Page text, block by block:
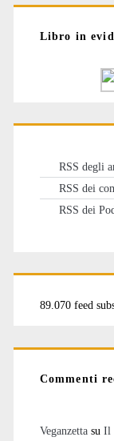
Libro in
RSS degli
RSS dei
RSS dei
89.070 feed
Commenti
Veganzettasu Il